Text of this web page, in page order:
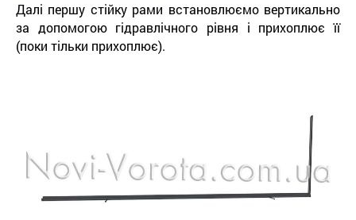
Далі першу стійку рами встановлюємо вертикально
за допомогою гідравлічного рівня і прихоплює її
(поки тільки прихоплює).